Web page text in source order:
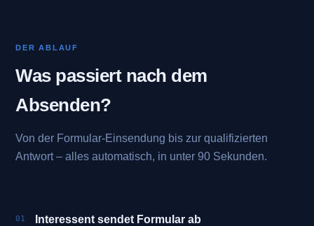
DER ABLAUF
Was passiert nach dem
Absenden?
Von der Formular-Einsendung bis zur qualifizierten
Antwort – alles automatisch, in unter 90 Sekunden.
01 Interessent sendet Formular ab